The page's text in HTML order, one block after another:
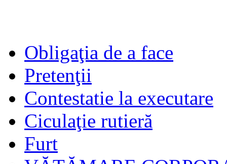
Obligaţia de a face
Pretenţii
Contestatie la executare
Ciculaţie rutieră
Furt